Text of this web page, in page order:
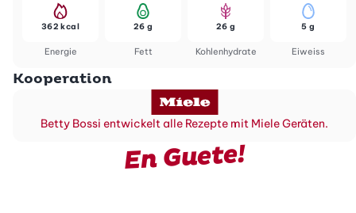
Energie
362 kcal
Fett
26 g
Kohlenhydrate
26 g
Eiweiss
5 g
Kooperation
Betty Bossi entwickelt alle Rezepte mit Miele Geräten.
En Guete!